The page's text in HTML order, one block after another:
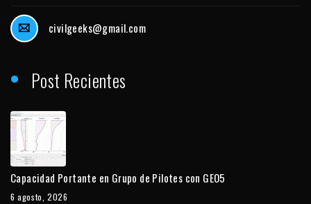
civilgeeks@gmail.com
Post Recientes
Capacidad Portante en Grupo de Pilotes con GEO5
6 agosto, 2026